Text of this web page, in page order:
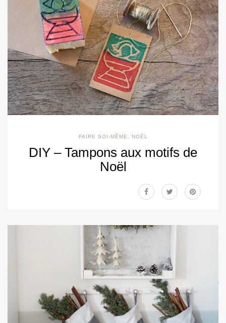
FAIRE SOI-MÊME NOËL
DIY – Tampons aux motifs de
Noël